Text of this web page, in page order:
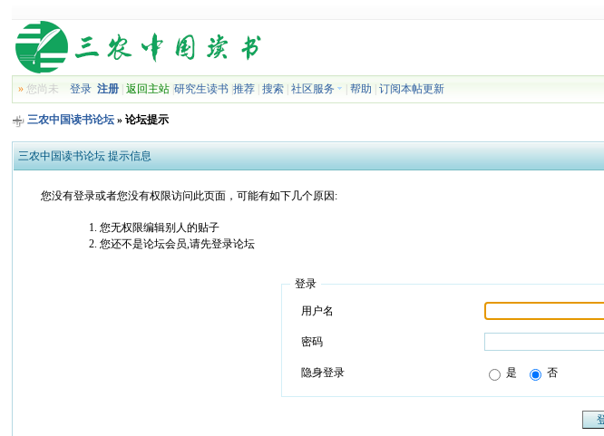
» 您尚未登录 注册 |返回主站 |研究生读书 |推荐 |搜索 |社区服务 |帮助 |订阅本帖更新
三农中国读书论坛 » 论坛提示
三农中国读书论坛 提示信息
您没有登录或者您没有权限访问此页面，可能有如下几个原因:
您无权限编辑别人的贴子
您还不是论坛会员,请先登录论坛
登录
用户名
密码
隐身登录 是 否